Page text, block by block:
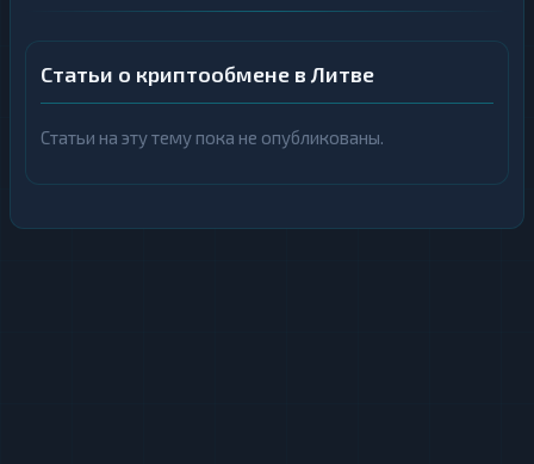
Статьи о криптообмене в Литве
Статьи на эту тему пока не опубликованы.